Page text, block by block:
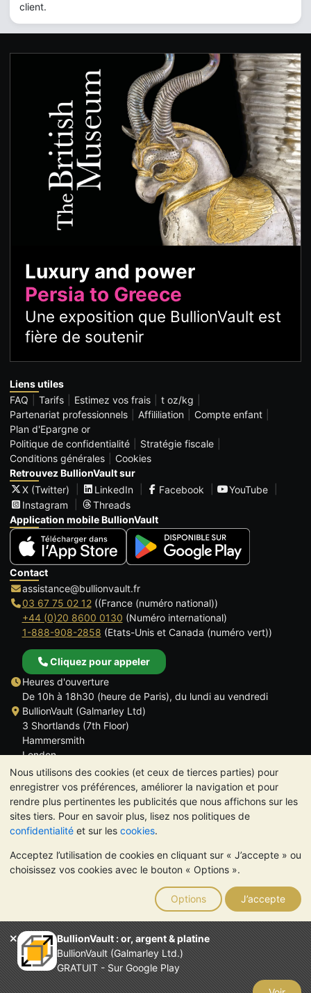
Nous utilisons des cookies (et ceux de tierces parties) pour
enregistrer vos préférences, améliorer la navigation et pour
rendre plus pertinentes les publicités que nous affichons sur les
sites tiers. Pour en savoir plus, lisez nos politiques de
confidentialité et sur les cookies.
Acceptez l’utilisation de cookies en cliquant sur « J’accepte » ou
choisissez vos cookies avec le bouton « Options ».
Options J’accepte
BullionVault : or, argent & platine
BullionVault (Galmarley Ltd.)
GRATUIT - Sur Google Play
client.
Luxury and power
Persia to Greece
Une exposition que BullionVault est
fière de soutenir
Liens utiles
FAQ
Tarifs Estimez vos frais
t oz/kg
Partenariat professionnels
Affililiation
Compte enfant
Plan d'Epargne or
Politique de confidentialité
Stratégie fiscale
Conditions générales
Cookies
Retrouvez BullionVault sur
X (Twitter)
LinkedIn Facebook
YouTube
Instagram
Threads
Application mobile BullionVault
Contact
assistance@bullionvault.fr
03 67 75 02 12((France (numéro national))
+44 (0)20 8600 0130 (Numéro international)
1-888-908-2858 (Etats-Unis et Canada (numéro vert))
Cliquez pour appeler
Heures d'ouverture
De 10h à 18h30 (heure de Paris), du lundi au vendredi
BullionVault (Galmarley Ltd)
3 Shortlands (7th Floor)
Hammersmith
London
W6 8DA
ROYAUME UNI
TrustScore 4.6 | 534 avis
VEUILLEZ NOTER: La valeur des métaux précieux peut aussi
bien baisser qu'augmenter. Les tendances historiques ne
garantissent pas l'évolution future des cours. Rien sur les sites
Internet de BullionVault ou dans ses communications ne
constitue un conseil en investissement. Demander l'avis d'un
professionnel est à envisager pour déterminer si la possession
de métaux précieux vous convient.
Entreprise enregistrée en Grande-Bretagne (numéro 4943684)
BullionVault Ltd © 2026